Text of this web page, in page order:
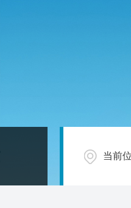
当前